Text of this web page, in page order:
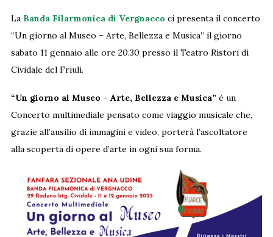
La Banda Filarmonica di Vergnacco ci presenta il concerto
“Un giorno al Museo – Arte, Bellezza e Musica” il giorno
sabato 11 gennaio alle ore 20.30 presso il Teatro Ristori di
Cividale del Friuli.
“Un giorno al Museo – Arte, Bellezza e Musica” è un
Concerto multimediale pensato come viaggio musicale che,
grazie all’ausilio di immagini e video, porterà l’ascoltatore
alla scoperta di opere d’arte in ogni sua forma.